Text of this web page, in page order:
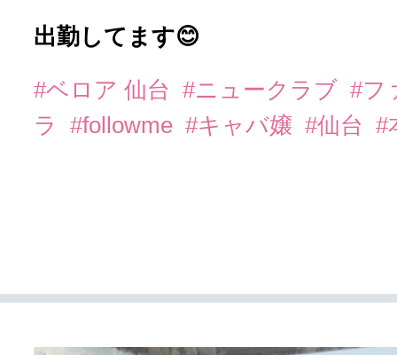
出勤してます😊
#ベロア 仙台 #ニュークラブ #フ
ラ
#followme #キャバ嬢 #仙台 #